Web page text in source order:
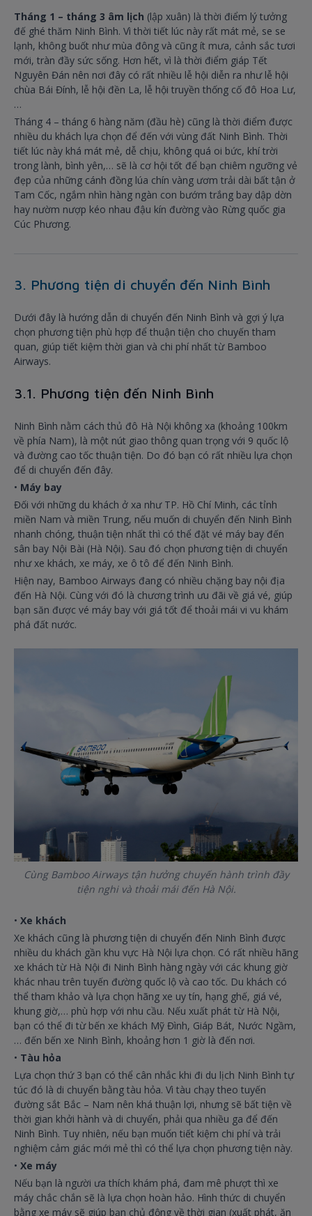
Tháng 1 – tháng 3 âm lịch (lập xuân) là thời điểm lý tưởng
đế ghé thăm Ninh Bình. Vì thời tiết lúc này rất mát mẻ, se se
lạnh, không buốt như mùa đông và cũng ít mưa, cảnh sắc tươi
mới, tràn đầy sức sống. Hơn hết, vì là thời điểm giáp Tết
Nguyên Đán nên nơi đây có rất nhiều lễ hội diễn ra như lễ hội
chùa Bái Đính, lễ hội đền La, lễ hội truyền thống cố đô Hoa Lư,
…
Tháng 4 – tháng 6 hàng năm (đầu hè) cũng là thời điểm được
nhiều du khách lựa chọn để đến với vùng đất Ninh Bình. Thời
tiết lúc này khá mát mẻ, dễ chịu, không quá oi bức, khí trời
trong lành, bình yên,… sẽ là cơ hội tốt để bạn chiêm ngưỡng vẻ
đẹp của những cánh đồng lúa chín vàng ươm trải dài bất tận ở
Tam Cốc, ngắm nhìn hàng ngàn con bướm trắng bay dập dờn
hay nườm nượp kéo nhau đậu kín đường vào Rừng quốc gia
Cúc Phương.
3. Phương tiện di chuyển đến Ninh Bình
Dưới đây là hướng dẫn di chuyển đến Ninh Bình và gợi ý lựa
chọn phương tiện phù hợp để thuận tiện cho chuyến tham
quan, giúp tiết kiệm thời gian và chi phí nhất từ Bamboo
Airways.
3.1. Phương tiện đến Ninh Bình
Ninh Bình nằm cách thủ đô Hà Nội không xa (khoảng 100km
về phía Nam), là một nút giao thông quan trọng với 9 quốc lộ
và đường cao tốc thuận tiện. Do đó bạn có rất nhiều lựa chọn
để di chuyển đến đây.
• Máy bay
Đối với những du khách ở xa như TP. Hồ Chí Minh, các tỉnh
miền Nam và miền Trung, nếu muốn di chuyển đến Ninh Bình
nhanh chóng, thuận tiện nhất thì có thể đặt vé máy bay đến
sân bay Nội Bài (Hà Nội). Sau đó chọn phương tiện di chuyển
như xe khách, xe máy, xe ô tô để đến Ninh Bình.
Hiện nay, Bamboo Airways đang có nhiều chặng bay nội địa
đến Hà Nội. Cùng với đó là chương trình ưu đãi về giá vé, giúp
bạn săn được vé máy bay với giá tốt để thoải mái vi vu khám
phá đất nước.
Cùng Bamboo Airways tận hưởng chuyến hành trình đầy
tiện nghi và thoải mái đến Hà Nội.
• Xe khách
Xe khách cũng là phương tiện di chuyển đến Ninh Bình được
nhiều du khách gần khu vực Hà Nội lựa chọn. Có rất nhiều hãng
xe khách từ Hà Nội đi Ninh Bình hàng ngày với các khung giờ
khác nhau trên tuyến đường quốc lộ và cao tốc. Du khách có
thể tham khảo và lựa chọn hãng xe uy tín, hạng ghế, giá vé,
khung giờ,… phù hợp với nhu cầu. Nếu xuất phát từ Hà Nội,
bạn có thể đi từ bến xe khách Mỹ Đình, Giáp Bát, Nước Ngầm,
… đến bến xe Ninh Bình, khoảng hơn 1 giờ là đến nơi.
• Tàu hỏa
Lựa chọn thứ 3 bạn có thể cân nhắc khi đi du lịch Ninh Bình tự
túc đó là di chuyển bằng tàu hỏa. Vì tàu chạy theo tuyến
đường sắt Bắc – Nam nên khá thuận lợi, nhưng sẽ bất tiện về
thời gian khởi hành và di chuyển, phải qua nhiều ga để đến
Ninh Bình. Tuy nhiên, nếu bạn muốn tiết kiệm chi phí và trải
nghiệm cảm giác mới mẻ thì có thể lựa chọn phương tiện này.
• Xe máy
Nếu bạn là người ưa thích khám phá, đam mê phượt thì xe
máy chắc chắn sẽ là lựa chọn hoàn hảo. Hình thức di chuyển
bằng xe máy sẽ giúp bạn chủ động về thời gian (xuất phát, ăn